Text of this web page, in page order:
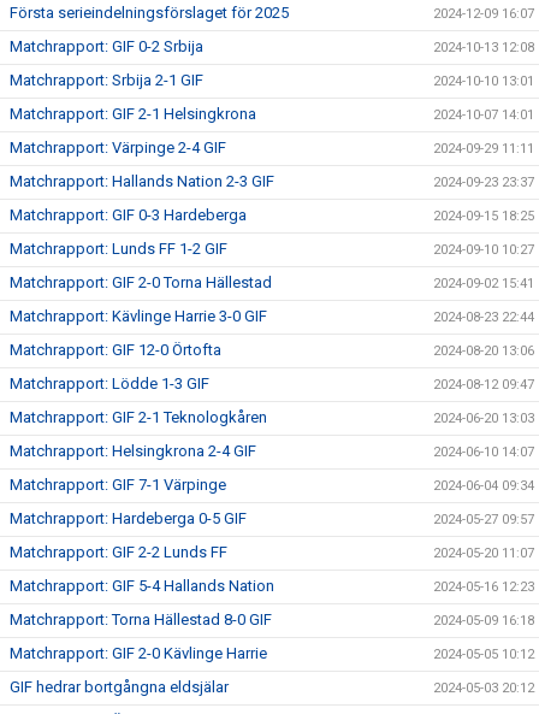
Första serieindelningsförslaget för 2025 2024-12-09 16:07
Matchrapport: GIF 0-2 Srbija 2024-10-13 12:08
Matchrapport: Srbija 2-1 GIF 2024-10-10 13:01
Matchrapport: GIF 2-1 Helsingkrona 2024-10-07 14:01
Matchrapport: Värpinge 2-4 GIF 2024-09-29 11:11
Matchrapport: Hallands Nation 2-3 GIF 2024-09-23 23:37
Matchrapport: GIF 0-3 Hardeberga 2024-09-15 18:25
Matchrapport: Lunds FF 1-2 GIF 2024-09-10 10:27
Matchrapport: GIF 2-0 Torna Hällestad 2024-09-02 15:41
Matchrapport: Kävlinge Harrie 3-0 GIF 2024-08-23 22:44
Matchrapport: GIF 12-0 Örtofta 2024-08-20 13:06
Matchrapport: Lödde 1-3 GIF 2024-08-12 09:47
Matchrapport: GIF 2-1 Teknologkåren 2024-06-20 13:03
Matchrapport: Helsingkrona 2-4 GIF 2024-06-10 14:07
Matchrapport: GIF 7-1 Värpinge 2024-06-04 09:34
Matchrapport: Hardeberga 0-5 GIF 2024-05-27 09:57
Matchrapport: GIF 2-2 Lunds FF 2024-05-20 11:07
Matchrapport: GIF 5-4 Hallands Nation 2024-05-16 12:23
Matchrapport: Torna Hällestad 8-0 GIF 2024-05-09 16:18
Matchrapport: GIF 2-0 Kävlinge Harrie 2024-05-05 10:12
GIF hedrar bortgångna eldsjälar 2024-05-03 20:12